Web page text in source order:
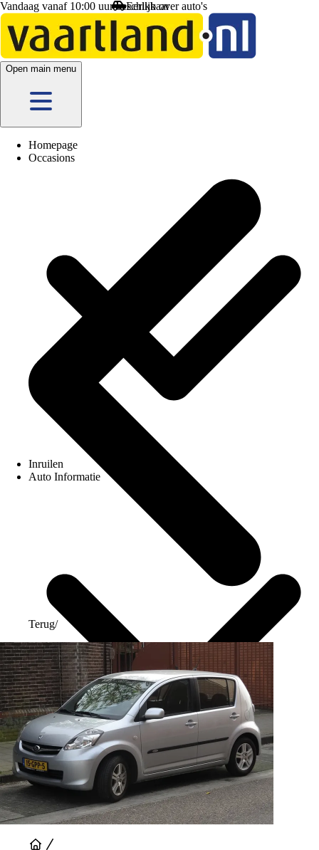
Vandaag vanaf 10:00 uur beschikbaar
Open main menu
Homepage
Occasions
Inruilen
Auto Informatie
Auto Diensten
Terug/